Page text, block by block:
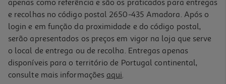
apenas como referência e são os praticados para entregas
e recolhas no código postal 2650-435 Amadora. Após o
login e em função da proximidade e do código postal,
serão apresentados os preços em vigor na loja que serve
o local de entrega ou de recolha. Entregas apenas
disponíveis para o território de Portugal continental,
consulte mais informações aqui.